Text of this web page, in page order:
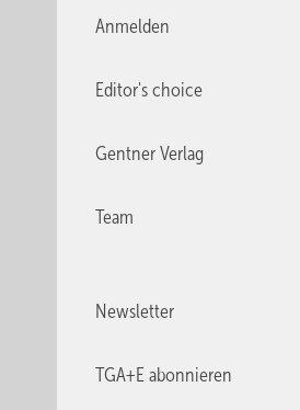
Anmelden
Editor's choice
Gentner Verlag
Team
Newsletter
TGA+E abonnieren